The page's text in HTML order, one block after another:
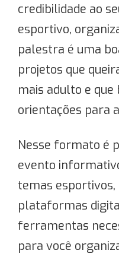
credibilidade ao
esportivo,
palestra é uma
projetos que
mais adulto e que
orientações para
Nesse formato é
evento
temas esportivos,
plataformas
ferramentas
para você